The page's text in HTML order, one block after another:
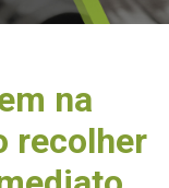
na
recolher